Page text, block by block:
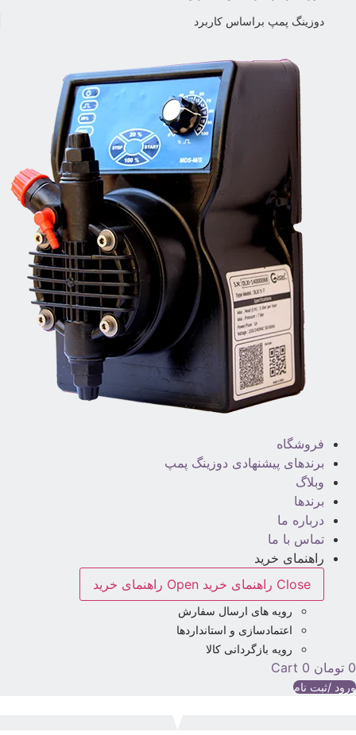
دوزینگ پمپ براساس کاربرد
فروشگاه
برندهای پیشنهادی دوزینگ پمپ
وبلاگ
برندها
درباره ما
تماس با ما
راهنمای خرید
Close راهنمای خرید
Open راهنمای خرید
رویه های ارسال سفارش
اعتمادسازی و استانداردها
رویه بازگردانی کالا
0 تومان 0
Cart
ورود /ثبت نام